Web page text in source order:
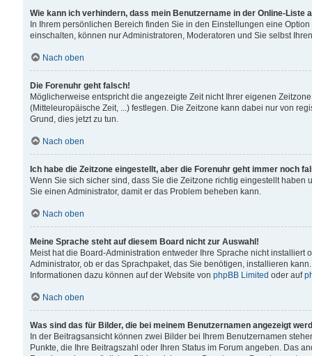
Wie kann ich verhindern, dass mein Benutzername in der Online-Liste
In Ihrem persönlichen Bereich finden Sie in den Einstellungen eine
einschalten, können nur Administratoren, Moderatoren und Sie selbst
Nach oben
Die Forenuhr geht falsch!
Möglicherweise entspricht die angezeigte Zeit nicht Ihrer eigenen
(Mitteleuropäische Zeit, ...) festlegen. Die Zeitzone kann dabei nur von
Grund, dies jetzt zu tun.
Nach oben
Ich habe die Zeitzone eingestellt, aber die Forenuhr geht immer noch
Wenn Sie sich sicher sind, dass Sie die Zeitzone richtig eingestellt
Sie einen Administrator, damit er das Problem beheben kann.
Nach oben
Meine Sprache steht auf diesem Board nicht zur Auswahl!
Meist hat die Board-Administration entweder Ihre Sprache nicht
Administrator, ob er das Sprachpaket, das Sie benötigen, installieren
Informationen dazu können auf der Website von phpBB Limited oder auf
Nach oben
Was sind das für Bilder, die bei meinem Benutzernamen angezeigt
In der Beitragsansicht können zwei Bilder bei Ihrem Benutzernamen
Punkte, die Ihre Beitragszahl oder Ihren Status im Forum angeben. Das